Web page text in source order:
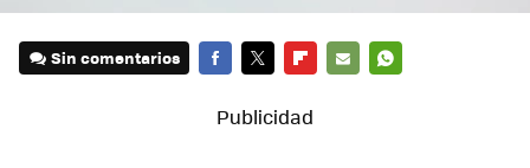
Sin comentarios